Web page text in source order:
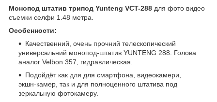
Монопод штатив трипод Yunteng VCT-288 для фото видео
съемки селфи 1.48 метра.
Особенности:
Качественний, очень прочний телескопический
универсальний монопод-штатив YUNTENG 288. Голова
аналог Velbon 357, гидравлическая.
Подойдёт как для для смартфона, видеокамери,
экшн-камер, так и для полноценного штатива под
зеркальную фотокамеру.